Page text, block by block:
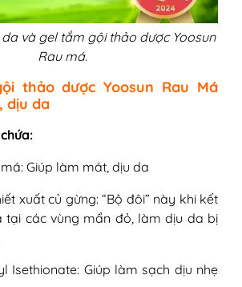
và gel tắm gội thảo dược Yoosun
Rau má.
thảo dược Yoosun Rau Má
dịu da
Giúp làm mát, dịu da
xuất củ gừng: “Bộ đôi” này khi kết
tại các vùng mẩn đỏ, làm dịu da bị
Isethionate: Giúp làm sạch dịu nhẹ